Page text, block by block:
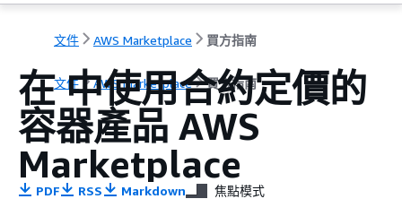
文件 AWS Marketplace 買方指南
文件 AWS Marketplace 買方指南
在 中使用合約定價的
容器產品 AWS
Marketplace
PDF RSS Markdown 焦點模式